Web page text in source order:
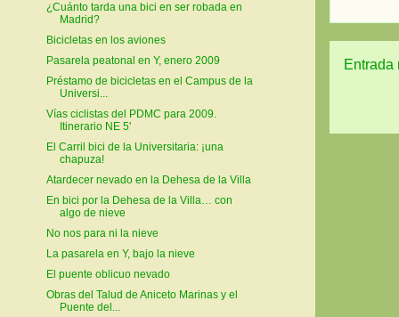
Entrada
¿Cuánto tarda una bici en ser robada en
Madrid?
Bicicletas en los aviones
Pasarela peatonal en Y, enero 2009
Préstamo de bicicletas en el Campus de la
Universi...
Vías ciclistas del PDMC para 2009.
Itinerario NE 5'
El Carril bici de la Universitaria: ¡una
chapuza!
Atardecer nevado en la Dehesa de la Villa
En bici por la Dehesa de la Villa… con
algo de nieve
No nos para ni la nieve
La pasarela en Y, bajo la nieve
El puente oblicuo nevado
Obras del Talud de Aniceto Marinas y el
Puente del...